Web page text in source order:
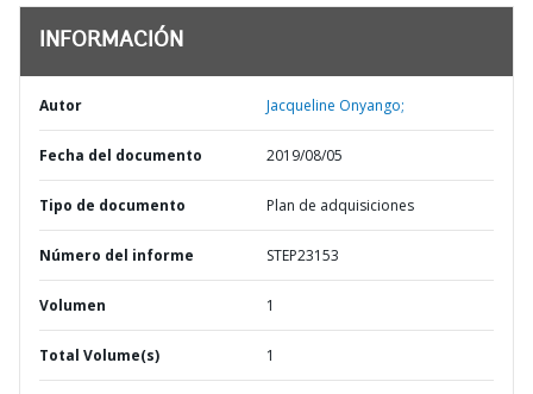
INFORMACIÓN
Autor Jacqueline Onyango;
Fecha del documento 2019/08/05
Tipo de documento Plan de adquisiciones
Número del informe STEP23153
Volumen 1
Total Volume(s) 1